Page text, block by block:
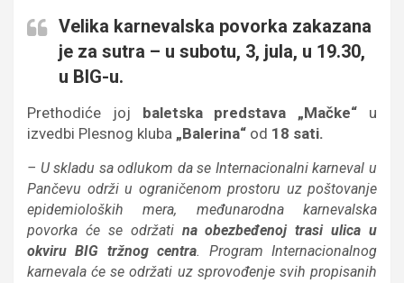
Velika karnevalska povorka zakazana
je za sutra – u subotu, 3, jula, u 19.30,
u BIG-u.
Prethodiće joj baletska predstava „Mačke“ u
izvedbi Plesnog kluba „Balerina“ od 18 sati.
– U skladu sa odlukom da se Internacionalni karneval u
Pančevu održi u ograničenom prostoru uz poštovanje
epidemioloških mera, međunarodna karnevalska
povorka će se održati na obezbeđenoj trasi ulica u
okviru BIG tržnog centra. Program Internacionalnog
karnevala će se održati uz sprovođenje svih propisanih